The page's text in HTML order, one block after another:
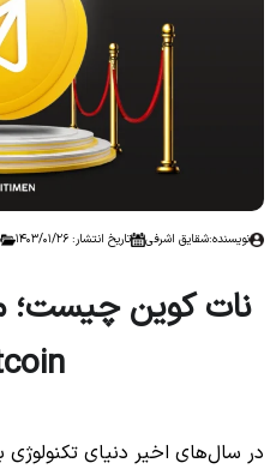
نویسنده:شقایق اشرفی تاریخ انتشار: 1403/01/26
نات کوین چیست؛
در سال‌های اخیر دنیای تکنولوژی